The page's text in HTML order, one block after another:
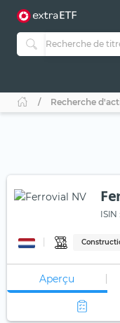
Recherche
ISIN :
Aperçu